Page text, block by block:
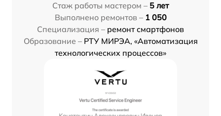
Стаж работы мастером – 5 лет
Выполнено ремонтов – 1 050
Специализация – ремонт смартфонов
Образование – РТУ МИРЭА, «Автоматизация
технологических процессов»